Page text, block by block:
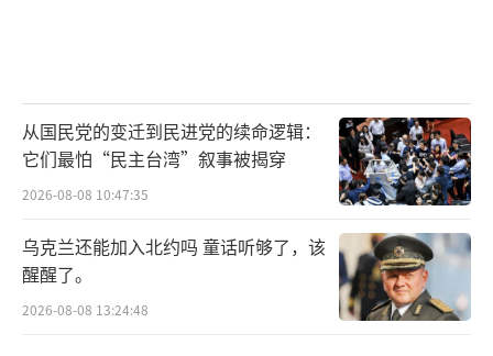
和党人的煽动性言论却只字不提。德国《南德
意志报》直言：“美国的政治暴力明显增加，
每个阵营都指责对方。这个国家不会很快平静
种种迹象表明，美式民主的脆弱性正逐渐
显露。在国内，民众安全感持续下降，对政
从国民党的变迁到民进党的续命逻辑：
它们最怕“民主台湾”叙事被揭穿
2026-08-08 10:47:35
乌克兰还能加入北约吗 童话听够了，该
醒醒了。
2026-08-08 13:24:48